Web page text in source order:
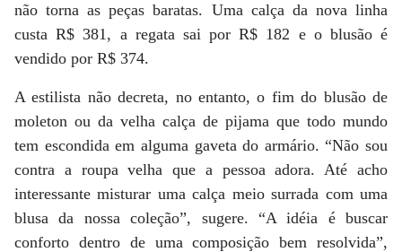
não torna as peças baratas. Uma calça da nova linha
custa R$ 381, a regata sai por R$ 182 e o blusão é
vendido por R$ 374.
A estilista não decreta, no entanto, o fim do blusão de
moleton ou da velha calça de pijama que todo mundo
tem escondida em alguma gaveta do armário. “Não sou
contra a roupa velha que a pessoa adora. Até acho
interessante misturar uma calça meio surrada com uma
blusa da nossa coleção”, sugere. “A idéia é buscar
conforto dentro de uma composição bem resolvida”,